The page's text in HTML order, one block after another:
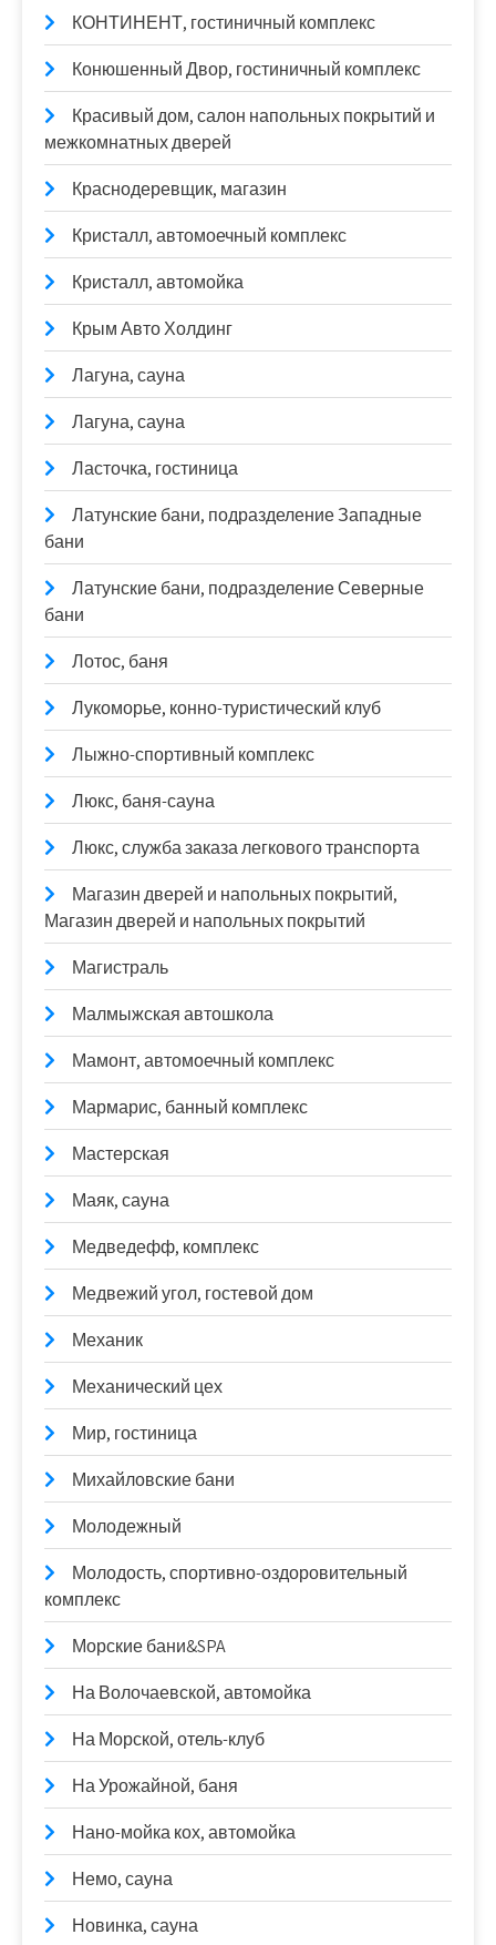
КОНТИНЕНТ, гостиничный комплекс
Конюшенный Двор, гостиничный комплекс
Красивый дом, салон напольных покрытий и
межкомнатных дверей
Краснодеревщик, магазин
Кристалл, автомоечный комплекс
Кристалл, автомойка
Крым Авто Холдинг
Лагуна, сауна
Лагуна, сауна
Ласточка, гостиница
Латунские бани, подразделение Западные
бани
Латунские бани, подразделение Северные
бани
Лотос, баня
Лукоморье, конно-туристический клуб
Лыжно-спортивный комплекс
Люкс, баня-сауна
Люкс, служба заказа легкового транспорта
Магазин дверей и напольных покрытий,
Магазин дверей и напольных покрытий
Магистраль
Малмыжская автошкола
Мамонт, автомоечный комплекс
Мармарис, банный комплекс
Мастерская
Маяк, сауна
Медведефф, комплекс
Медвежий угол, гостевой дом
Механик
Механический цех
Мир, гостиница
Михайловские бани
Молодежный
Молодость, спортивно-оздоровительный
комплекс
Морские бани&SPA
На Волочаевской, автомойка
На Морской, отель-клуб
На Урожайной, баня
Нано-мойка кох, автомойка
Немо, сауна
Новинка, сауна